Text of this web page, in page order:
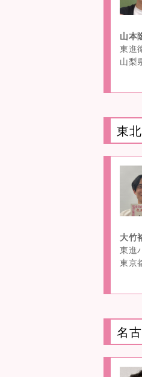
山本
東進
山梨
東
大竹
東進
東京
名